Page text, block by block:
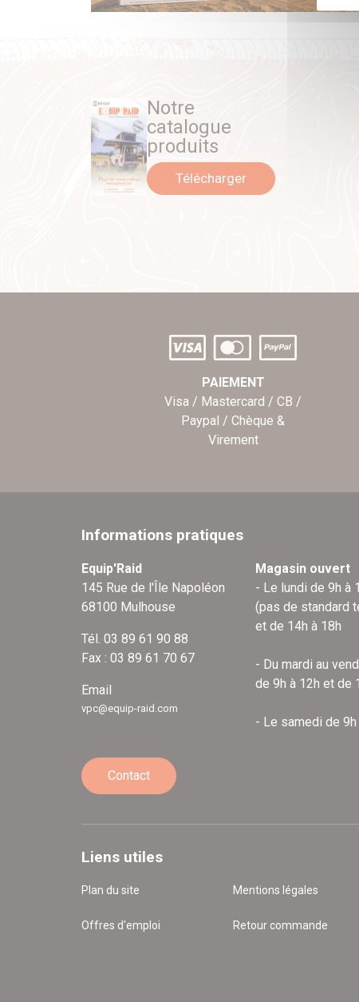
Notre
catalogue
produits
Télécharger
PAIEMENT
Visa / Mastercard / CB /
Paypal / Chèque &
Virement
Informations pratiques
Equip'Raid
145 Rue de l'Île Napoléon
68100 Mulhouse
Tél. 03 89 61 90 88
Fax : 03 89 61 70 67
Email
vpc@equip-raid.com
Magasin ouvert
- Le lundi de 9h à
(pas de standard
et de 14h à 18h
- Du mardi au
de 9h à 12h et de
- Le samedi de 9h
Contact
Liens utiles
Plan du site Mentions légales
Offres d'emploi Retour commande